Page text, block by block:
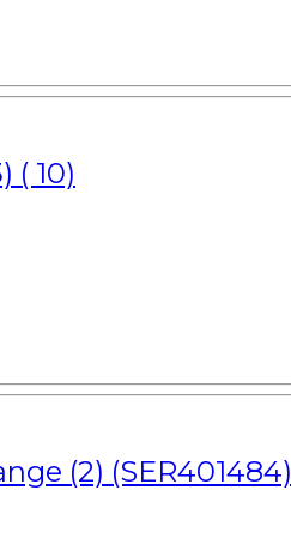
( 10)
(2) (SER401484)